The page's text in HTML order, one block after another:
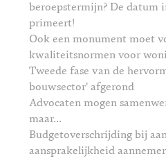
beroepstermijn? De datum
primeert!
Ook een monument moet
kwaliteitsnormen voor
Tweede fase van de
bouwsector' afgerond
Advocaten mogen
maar...
Budgetoverschrijding bij
aansprakelijkheid